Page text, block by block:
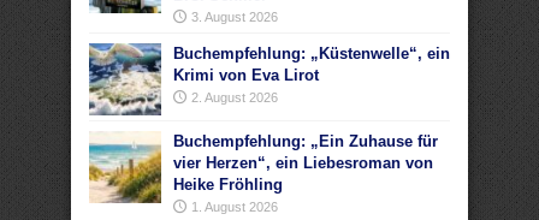
3. August 2026
Buchempfehlung: „Küstenwelle“, ein
Krimi von Eva Lirot
2. August 2026
Buchempfehlung: „Ein Zuhause für
vier Herzen“, ein Liebesroman von
Heike Fröhling
1. August 2026